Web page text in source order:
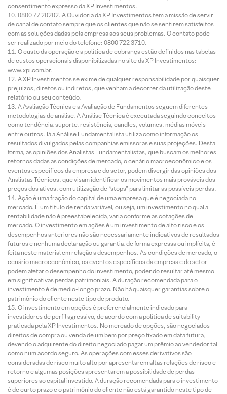
consentimento expresso da XP Investimentos.
0800 77 20202. A Ouvidoria da XP Investimentos tem a missão de servir
de canal de contato sempre que os clientes que não se sentirem satisfeitos
com as soluções dadas pela empresa aos seus problemas. O contato pode
ser realizado por meio do telefone: 0800 722 3710.
O custo da operação e a política de cobrança estão definidos nas tabelas
de custos operacionais disponibilizadas no site da XP Investimentos:
www.xpi.com.br.
A XP Investimentos se exime de qualquer responsabilidade por quaisquer
prejuízos, diretos ou indiretos, que venham a decorrer da utilização deste
relatório ou seu conteúdo.
A Avaliação Técnica e a Avaliação de Fundamentos seguem diferentes
metodologias de análise. A Análise Técnica é executada seguindo conceitos
como tendência, suporte, resistência, candles, volumes, médias móveis
entre outros. Já a Análise Fundamentalista utiliza como informação os
resultados divulgados pelas companhias emissoras e suas projeções. Desta
forma, as opiniões dos Analistas Fundamentalistas, que buscam os melhores
retornos dadas as condições de mercado, o cenário macroeconômico e os
eventos específicos da empresa e do setor, podem divergir das opiniões dos
Analistas Técnicos, que visam identificar os movimentos mais prováveis dos
preços dos ativos, com utilização de “stops” para limitar as possíveis perdas.
Ação é uma fração do capital de uma empresa que é negociada no
mercado. É um título de renda variável, ou seja, um investimento no qual a
rentabilidade não é preestabelecida, varia conforme as cotações de
mercado. O investimento em ações é um investimento de alto risco e os
desempenhos anteriores não são necessariamente indicativos de resultados
futuros e nenhuma declaração ou garantia, de forma expressa ou implícita, é
feita neste material em relação a desempenhos. As condições de mercado, o
cenário macroeconômico, os eventos específicos da empresa e do setor
podem afetar o desempenho do investimento, podendo resultar até mesmo
em significativas perdas patrimoniais. A duração recomendada para o
investimento é de médio-longo prazo. Não há quaisquer garantias sobre o
patrimônio do cliente neste tipo de produto.
O investimento em opções é preferencialmente indicado para
investidores de perfil agressivo, de acordo com a política de suitability
praticada pela XP Investimentos. No mercado de opções, são negociados
direitos de compra ou venda de um bem por preço fixado em data futura,
devendo o adquirente do direito negociado pagar um prêmio ao vendedor tal
como num acordo seguro. As operações com esses derivativos são
consideradas de risco muito alto por apresentarem altas relações de risco e
retorno e algumas posições apresentarem a possibilidade de perdas
superiores ao capital investido. A duração recomendada para o investimento
é de curto prazo e o patrimônio do cliente não está garantido neste tipo de